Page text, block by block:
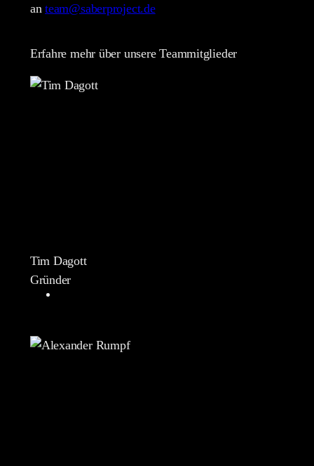
anteam@saberproject.de
Erfahre mehr über unsere Teammitglieder
Tim Dagott
Gründer